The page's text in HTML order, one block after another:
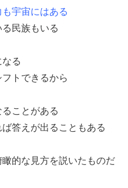
宇宙にはある
民族もいる
る
トできるから
ことがある
答えが出ることもある
的な見方を説いたものだ